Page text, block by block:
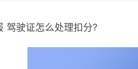
驾驶证怎么处理扣分?